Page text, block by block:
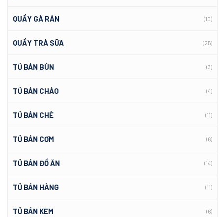
QUẦY GÀ RÁN (10)
QUẦY TRÀ SỮA (25)
TỦ BÁN BÚN (3)
TỦ BÁN CHÁO (4)
TỦ BÁN CHÈ (11)
TỦ BÁN CƠM (6)
TỦ BÁN ĐỒ ĂN (14)
TỦ BÁN HÀNG (11)
TỦ BÁN KEM (6)